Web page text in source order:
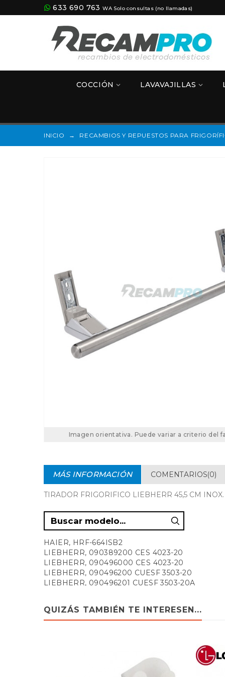
633 690 763 WA Solo consultas (no llamadas)
COCCIÓN LAVAVAJILLAS
INICIO → RECAMBIOS Y REPUESTOS PARA
Imagen orientativa. Puede variar a criterio del
MÁS INFORMACIÓN COMENTARIOS(0)
TIRADOR FRIGORIFICO LIEBHERR 45,5 CM
HAIER, HRF-664ISB2
LIEBHERR, 090389200 CES 4023-20
LIEBHERR, 090496000 CES 4023-20
LIEBHERR, 090496200 CUESF 3503-20
LIEBHERR, 090496201 CUESF 3503-20A
LIEBHERR, 090585000 CES 4023-21
LIEBHERR, 090681800 CUESF 3503-21
LIEBHERR, 090681801 CUESF 3503-21A
LIEBHERR, 090681806 CUESF 3503-21F
LIEBHERR, 090687401 CES 4023-22A
QUIZÁS TAMBIÉN TE INTERESEN...